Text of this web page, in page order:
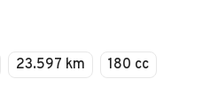
23.597 km
180 cc